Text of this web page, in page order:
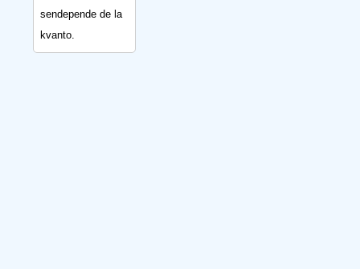
sendepende de la
kvanto.